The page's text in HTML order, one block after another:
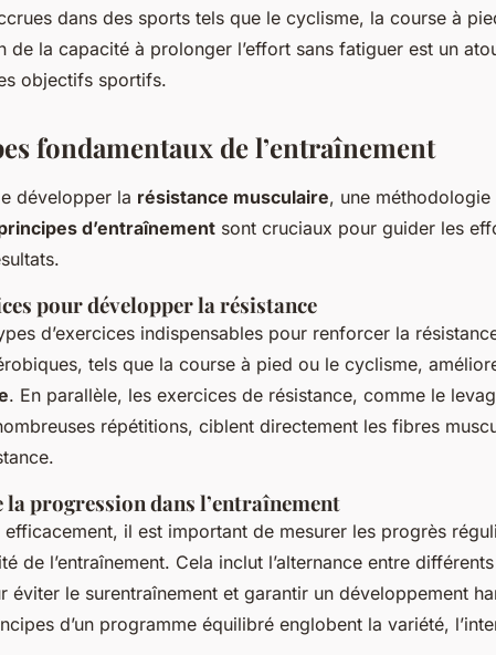
dans des sports tels que le cyclisme, la course à
de la capacité à prolonger l’effort sans fatiguer est un
objectifs sportifs.
fondamentaux de l’entraînement
développer la résistance musculaire, une méthodologie
d’entraînement sont cruciaux pour guider les
pour développer la résistance
d’exercices indispensables pour renforcer la
tels que la course à pied ou le cyclisme,
. En parallèle, les exercices de résistance, comme le
répétitions, ciblent directement les fibres
progression dans l’entraînement
il est important de mesurer les progrès
de l’entraînement. Cela inclut l’alternance entre
éviter le surentraînement et garantir un développement
d’un programme équilibré englobent la variété,